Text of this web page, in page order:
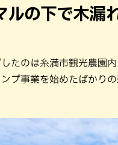
ルの下で木漏
たのは糸満市観光農園
プ事業を始めたばかりの